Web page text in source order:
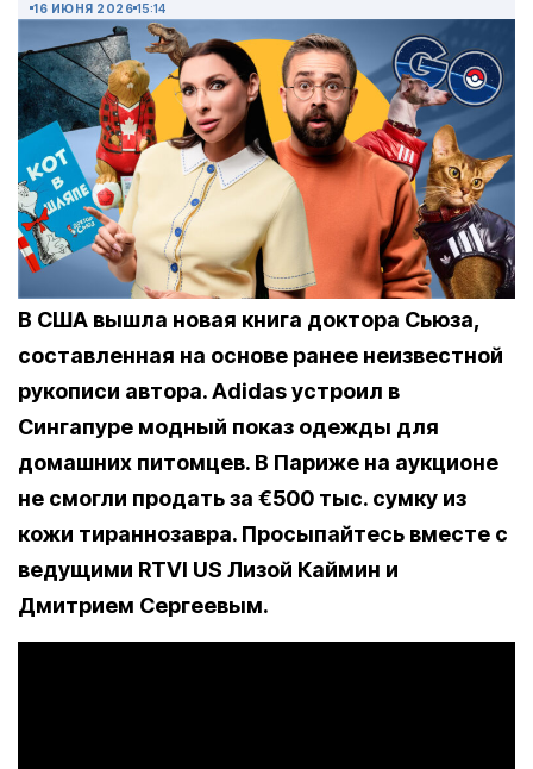
16 ИЮНЯ 2026 15:14
В США вышла новая книга доктора Сьюза,
составленная на основе ранее неизвестной
рукописи автора. Adidas устроил в
Сингапуре модный показ одежды для
домашних питомцев. В Париже на аукционе
не смогли продать за €500 тыс. сумку из
кожи тираннозавра. Просыпайтесь вместе с
ведущими RTVI US Лизой Каймин и
Дмитрием Сергеевым.